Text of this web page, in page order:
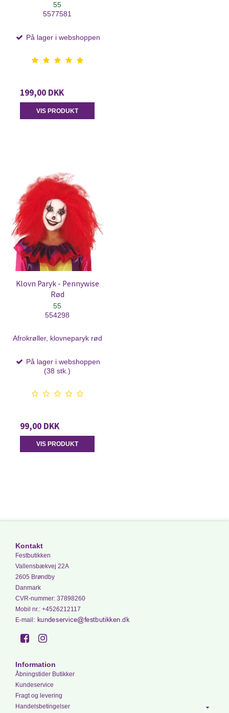
55
5577581
På lager i webshoppen
199,00 DKK
VIS PRODUKT
Klovn Paryk - Pennywise
Rød
55
554298
Afrokrøller, klovneparyk rød
På lager i webshoppen
(38 stk.)
99,00 DKK
VIS PRODUKT
Kontakt
Festbutikken
Vallensbækvej 22A
2605 Brøndby
Danmark
CVR-nummer: 37898260
Mobil nr.: +4526212117
E-mail:
Information
Åbningstider Butikker
Kundeservice
Fragt og levering
Handelsbetingelser